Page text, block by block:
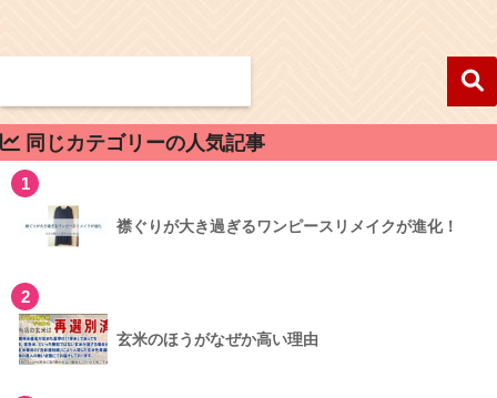
同じカテゴリーの人気記事
1
襟ぐりが大き過ぎるワンピースリメイクが進化！
2
玄米のほうがなぜか高い理由